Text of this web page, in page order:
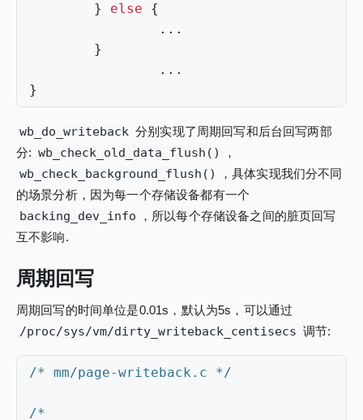
} else
{
...
}
...
}
wb_do_writeback 分别实现了周期回写和后台回写两部
分: wb_check_old_data_flush() ，
wb_check_background_flush()
，具体实现我们分不同
的场景分析，因为每一个存储设备都有一个
backing_dev_info
，所以每个存储设备之间的脏页回写
互不影响.
周期回写
周期回写的时间单位是0.01s，默认为5s，可以通过
/proc/sys/vm/dirty_writeback_centisecs 调节:
/* mm/page-writeback.c */